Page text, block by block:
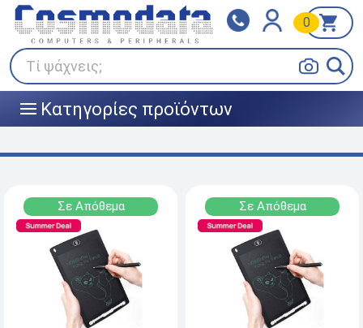
Τί ψάχνεις;
0
||| Κατηγορίες προϊόντων
Klarna
Πληρώστε σε 3
άτοκες δόσεις
BOX NOW
Σε Απόθεμα Σε Απόθεμα